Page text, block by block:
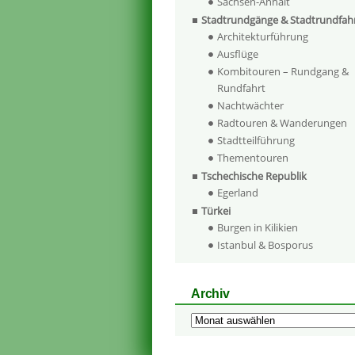
Stadtrundgänge &
Architekturführung
Ausflüge
Kombitouren – Rundgang &
Rundfahrt
Nachtwächter
Radtouren & Wanderungen
Stadtteilführung
Thementouren
Tschechische Republik
Egerland
Türkei
Burgen in Kilikien
Istanbul & Bosporus
Archiv
Archiv